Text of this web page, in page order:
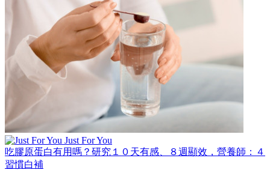
Just For You
吃膠原蛋白有用嗎？研究１０天有感、８週顯效，營養師：４
習慣白補